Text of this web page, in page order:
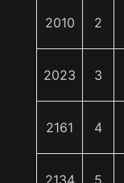
2010 2
2023 3
2161 4
2134 5